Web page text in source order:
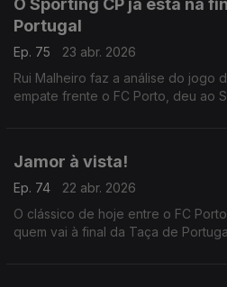
O Sporting CP já está na
Portugal
Ep. 75
23 abr. 2026
Rui Malheiro faz a análise do jogo
empate frente o FC Porto, deu ao
Jamor à vista!
Ep. 74
22 abr. 2026
O clássico de hoje entre o FC
quem vai à final da Taça de